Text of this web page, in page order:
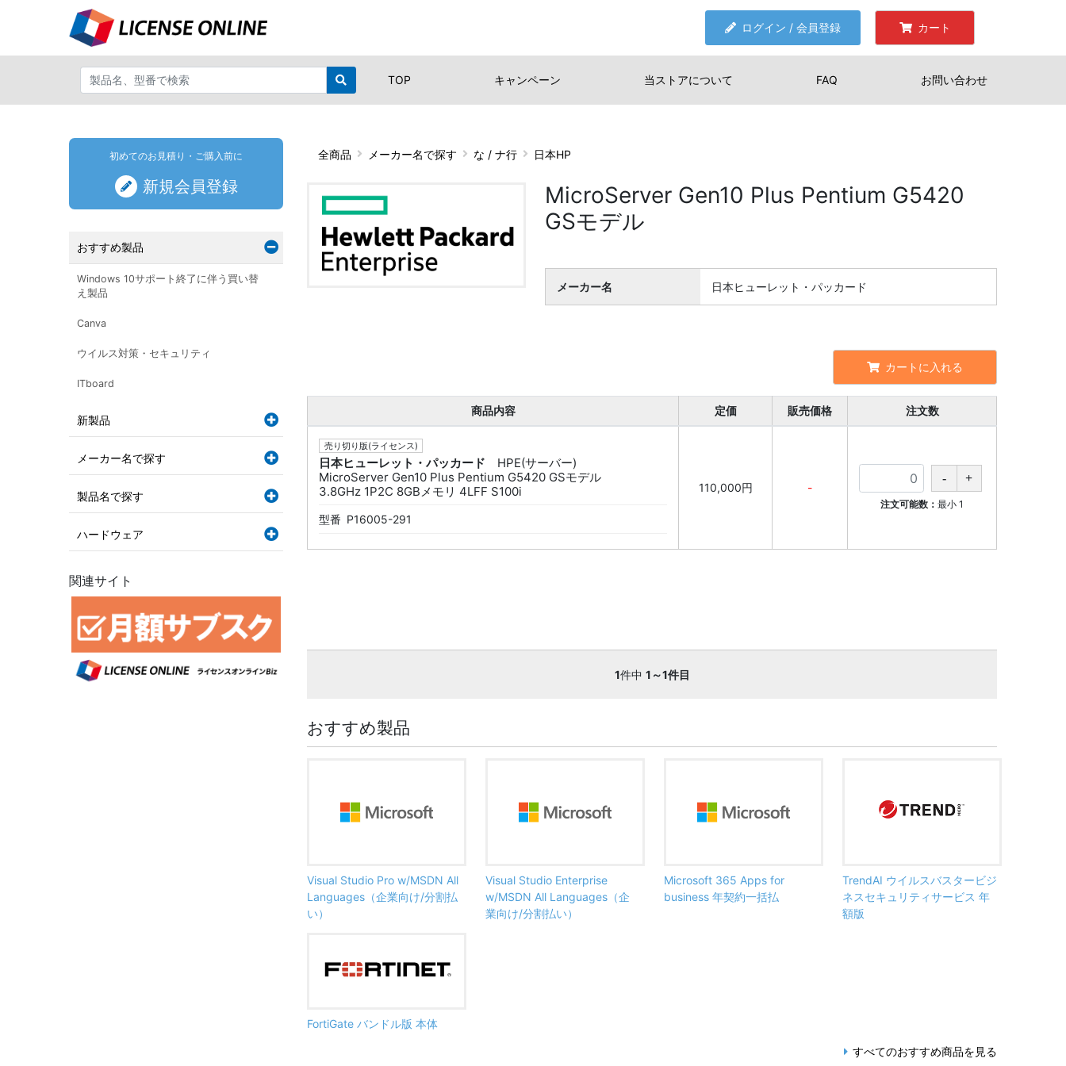
ログイン / 会員登録 カート
TOP キャンペーン 当ストアについて FAQ お問い合わせ
全商品 メーカー名で探す な / ナ行 日本HP
MicroServer Gen10 Plus Pentium G5420
GSモデル
メーカー名 日本ヒューレット・パッカード
カートに入れる
商品内容 定価 販売価格 注文数
売り切り版(ライセンス)
日本ヒューレット・パッカード
HPE(サーバー)
MicroServer Gen10 Plus Pentium G5420 GSモデル
3.8GHz 1P2C 8GBメモリ 4LFF S100i
型番 P16005-291
110,000円 -
注文可能数： 最小 1
1件中 1～1件目
おすすめ製品
Visual Studio Pro w/MSDN All
Languages（企業向け/分割払
い）
Visual Studio Enterprise
w/MSDN All Languages（企
業向け/分割払い）
Microsoft 365 Apps for
business 年契約一括払
TrendAI ウイルスバスタービジ
ネスセキュリティサービス 年
額版
FortiGate バンドル版 本体
すべてのおすすめ商品を見る
初めてのお見積り・ご購入前に
新規会員登録
おすすめ製品
Windows 10サポート終了に伴う買い替
え製品
Canva
ウイルス対策・セキュリティ
ITboard
新製品
メーカー名で探す
製品名で探す
ハードウェア
関連サイト